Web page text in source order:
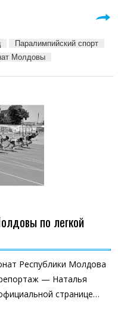
Паралимпийский спорт
Молдовы
по легкой
Республики Молдова
— Наталья
странице…